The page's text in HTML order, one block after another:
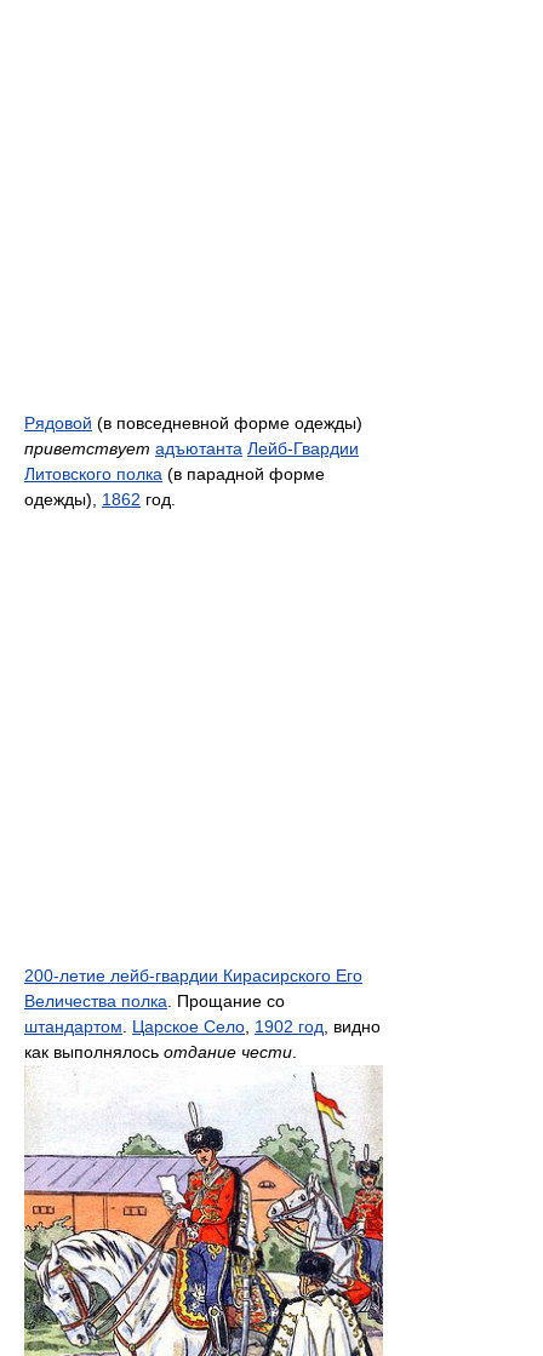
Рядовой (в повседневной форме одежды)
приветствует адъютанта Лейб-Гвардии
Литовского полка (в парадной форме
одежды), 1862 год.
200-летие лейб-гвардии Кирасирского Его
Величества полка . Прощание со
штандартом
Царское Село 1902 год , видно
как выполнялось отдание чести